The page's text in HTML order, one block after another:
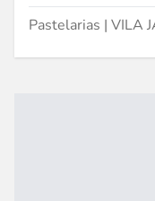
Pastelarias | VILA